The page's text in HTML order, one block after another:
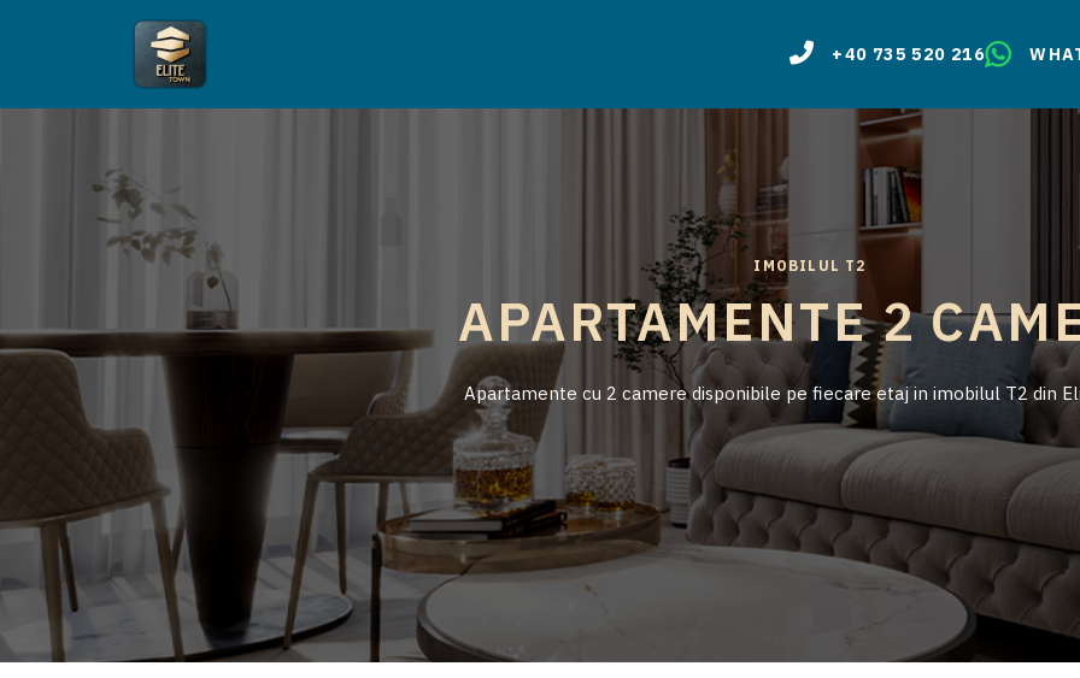
+40 735 520 216
IMOBILUL T2
APARTAMENTE 2
Apartamente cu 2 camere disponibile pe fiecare etaj in imobilul T2 din